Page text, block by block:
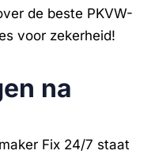
de beste PKVW-
voor zekerheid!
na
Fix 24/7 staat